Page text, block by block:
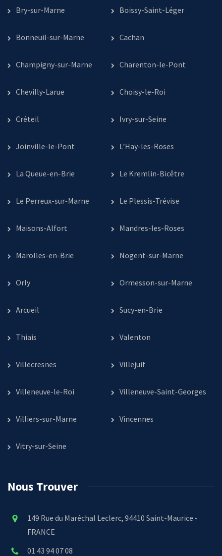
Bry-sur-Marne Boissy-Saint-Léger
Bonneuil-sur-Marne Cachan
Champigny-sur-Marne Charenton-le-Pont
Chevilly-Larue Choisy-le-Roi
Créteil Ivry-sur-Seine
Joinville-le-Pont L’Haÿ-les-Roses
La Queue-en-Brie Le Kremlin-Bicêtre
Le Perreux-sur-Marne Le Plessis-Trévise
Maisons-Alfort Mandres-les-Roses
Marolles-en-Brie Nogent-sur-Marne
Orly Ormesson-sur-Marne
Arcueil Sucy-en-Brie
Thiais Valenton
Villecresnes Villejuif
Villeneuve-le-Roi Villeneuve-Saint-Georges
Villiers-sur-Marne Vincennes
Vitry-sur-Seine
Nous Trouver
149 Rue du Maréchal Leclerc, 94410 Saint-Maurice -
FRANCE
01 43 94 07 08